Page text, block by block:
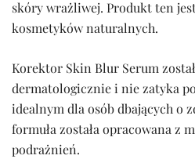
skóry wrażliwej. Produkt ten
kosmetyków naturalnych.
Korektor Skin Blur Serum
dermatologicznie i nie zatyka
idealnym dla osób dbających o
formuła została opracowana z
podrażnień.